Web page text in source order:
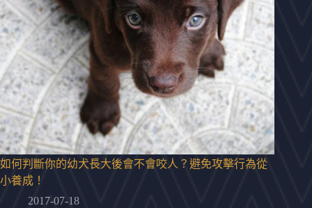
如何判斷你的幼犬長大後會不會咬人？避免攻擊行為從
小養成！
2017-07-18